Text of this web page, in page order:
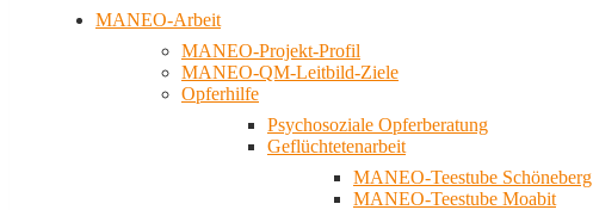
MANEO-Arbeit
MANEO-Projekt-Profil
MANEO-QM-Leitbild-Ziele
Opferhilfe
Psychosoziale Opferberatung
Geflüchtetenarbeit
MANEO-Teestube Schöneberg
MANEO-Teestube Moabit